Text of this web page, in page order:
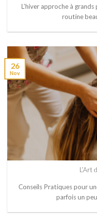
L’hiver approche à
routine
L’Art
Conseils Pratiques pour
parfois un
26
Nov